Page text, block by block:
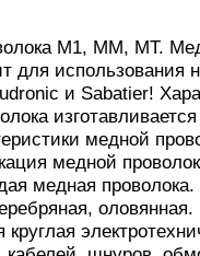
М1, ММ, МТ.
для использования
и Sabatier!
медной
медной
медная